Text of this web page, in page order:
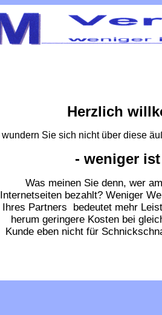
Herzlich
wundern Sie sich nicht über diese
- weniger
Was meinen Sie denn, wer
Internetseiten bezahlt? Weniger
Ihres Partners bedeutet mehr
herum geringere Kosten bei
Kunde eben nicht für